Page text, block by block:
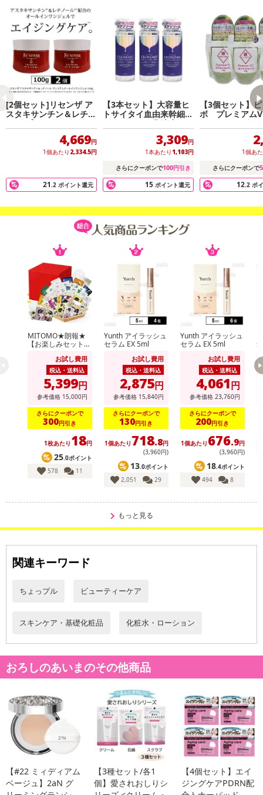
注目成分のエクソソーム（ヒトサイタイ血由来幹細胞エクソソー
ム）配合の大容量化粧水です。
それ以外にも、ビタミンC誘導体やヒアルロン酸・加水分解コラー
ゲン・さらに9種の植物由来成分を配合。
1本500mlと大容量なので、気になる箇所にバシャバシャとお使い頂
けます。
・原産国（最終加工地）：日本
ベタイン、ヒト臍帯血細胞順化培養液、ヒトサイタイ血由来幹細胞
エクソソーム、パルミチン酸アスコルビルリン酸3Na、ヒアルロン
酸Na、加水分解コラーゲン、トウキンセンカ花エキス、ゼニアオイ
花エキス、セイヨウノコギリソウエキス、カミツレ花エキス、セー
ジ葉エキス、セイヨウオトギリソウエキス、アルニカ花エキス、フ
ユボダイジュ花エキス、スギナエキス、BG、レシチン、水添レシチ
ン 、コレステロール 、トコフェロール、キサンタンガム、クエン
酸、クエン酸Na、1,2-ヘキサンジオール、フェノキシエタノール
・使用方法：朝晩の洗顔後に、適量を手に取り、お肌にやさしくな
じませてください。乾燥が気になるときは、重ねてご使用いただく
ことをおすすめします。
・注意事項：
お肌に異常が生じた場合、ご使用をおやめ頂き、専門家にご相談
されることをお勧めします。極端な高温または低温の場所、直射日
光のあたる場所には保管しないでください。
天然由来成分を配合しておりますので、変色する場合があります
が、品質には問題ございません。
注意事項
【賞味・消費期限のある商品について】
商品到着時点でのお日持ち期間は、配送日数などにより異なります
のでご了承ください。
【キャンセルについて】
※お申込み後のキャンセルはお受けできません。
※パッケージ変更や商品リニューアル（成分など含む）等により、
る場合がございます。
また、[新たな加工食品の原料原産地表示制度]の経過措置期間の終
合がございます。
【お支払いについて】
※送料はお試し費用に含まれております。
※d払い、PayPay、au PAY、au PAY（auかんたん決済）、ソフトバ
Payでお支払いの場合、決済のため外部サイトへ遷移します。
発送日カレンダー
[2個セット]リセンザ ア
スタキサンチン＆レチノ
ール プレミアムオール
インワンジェル 100g
4,669円
1個あたり 2,334.5円
21 .2 ポイント還元
【3本セット】大容量ヒ
トサイタイ血由来幹細胞
エクソソーム化粧水
3,309円
1本あたり 1,103円
さらにクーポンで100円引き
15 ポイント還元
【3個セット】
ボ プレミアム
ルインワンゲル
1個あ
さらにクーポンで
12.2 ポ
MITOMO★朗報★
【お楽しみセット】
ク100枚増量の300
枚セット！
お試し費用
税込・送料込
5,399円
参考価格 15,000円
さらにクーポンで
300円引き
1枚あたり 18円
25.0ポイント
578
11
Yunth アイラッシュ
セラム EX 5ml
お試し費用
税込・送料込
2,875円
参考価格 15,840円
さらにクーポンで
130円引き
1個あたり 718.8円
(3,960円)
13.0ポイント
2,051
29
Yunth アイラッシュ
セラム EX 5ml
お試し費用
税込・送料込
4,061円
参考価格 23,760円
さらにクーポンで
200円引き
1個あたり 676.9円
(3,960円)
18.4ポイント
494
8
もっと見る
関連キーワード
ちょっプル ビューティーケア
スキンケア・基礎化粧品 化粧水・ローション
おろしのあいまのその他商品
【#22 ミィディアム
ベージュ】2aN グ
【3種セット/各1
個】愛されおしりシ
【4個セット】エイ
ジングケアPDRN配